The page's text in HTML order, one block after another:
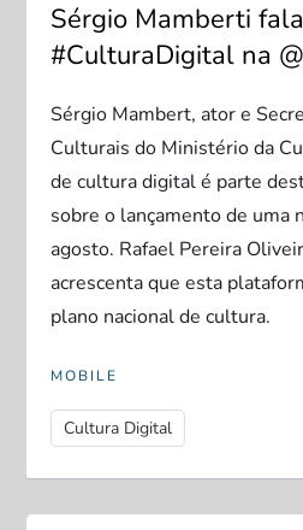
Sérgio Mamberti
#CulturaDigital na
Sérgio Mambert, ator e
Culturais do Ministério da
de cultura digital é parte
sobre o lançamento de uma
agosto. Rafael Pereira
acrescenta que esta
plano nacional de cultura.
MOBILE
Cultura Digital